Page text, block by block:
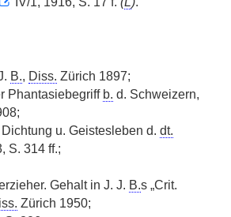
B., Diss. Zürich 1897;
Phantasiebegriff b. d. Schweizern,
u. Geistesleben d. dt.
S. 314 ff.;
Gehalt in J. J. B.s „Crit.
Zürich 1950;